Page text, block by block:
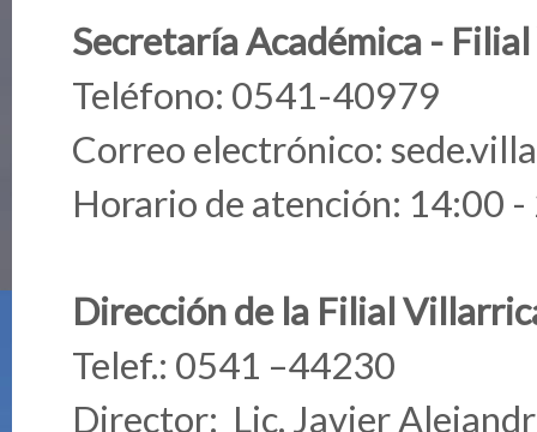
Secretaría Académica -
Teléfono: 0541-40979
Correo electrónico:
Horario de atención: 14:00
Dirección de la Filial
Telef.: 0541 –44230
Director: Lic. Javier